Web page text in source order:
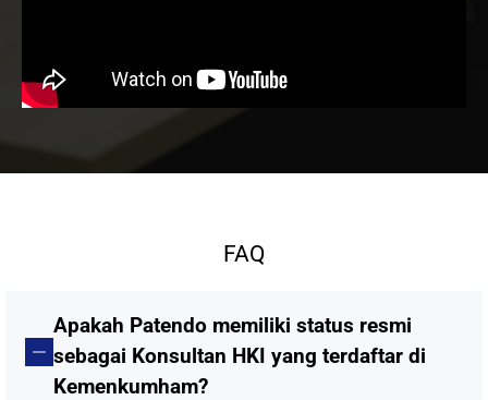
FAQ
Apakah Patendo memiliki status resmi
sebagai Konsultan HKI yang terdaftar di
Kemenkumham?